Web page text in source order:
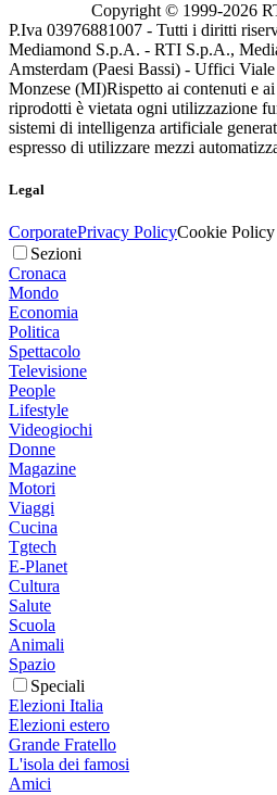
Copyright © 1999-2026
P.Iva 03976881007 - Tutti i diritti
Mediamond S.p.A. - RTI S.p.A.,
Amsterdam (Paesi Bassi) - Uffici
Monzese (MI)Rispetto ai contenuti e
riprodotti è vietata ogni utilizzazione
sistemi di intelligenza artificiale
espresso di utilizzare mezzi
Legal
CorporatePrivacy PolicyCookie Policy
Sezioni
Cronaca
Mondo
Economia
Politica
Spettacolo
Televisione
People
Lifestyle
Videogiochi
Donne
Magazine
Motori
Viaggi
Cucina
Tgtech
E-Planet
Cultura
Salute
Scuola
Animali
Spazio
Speciali
Elezioni Italia
Elezioni estero
Grande Fratello
L'isola dei famosi
Amici